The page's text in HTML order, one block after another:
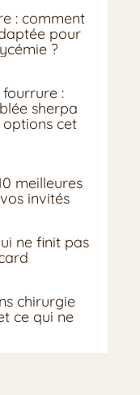
: comment
pour
?
:
sherpa
cet
meilleures
invités
ne finit pas
chirurgie
ce qui ne